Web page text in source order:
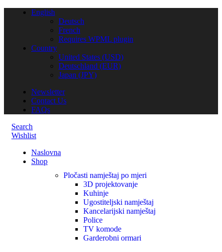
English
Deutsch
French
Requires WPML plugin
Country
United States (USD)
Deutschland (EUR)
Japan (JPY)
Newsletter
Contact Us
FAQs
Search
Wishlist
Naslovna
Shop
Pločasti namještaj po mjeri
3D projektovanje
Kuhinje
Ugostiteljski namještaj
Kancelarijski namještaj
Police
TV komode
Garderobni ormari